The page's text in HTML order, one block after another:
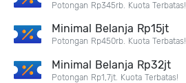
Potongan Rp345rb. Kuota Terbatas!
Minimal Belanja Rp15jt
Potongan Rp450rb. Kuota Terbatas!
Minimal Belanja Rp32jt
Potongan Rp1,7jt. Kuota Terbatas!